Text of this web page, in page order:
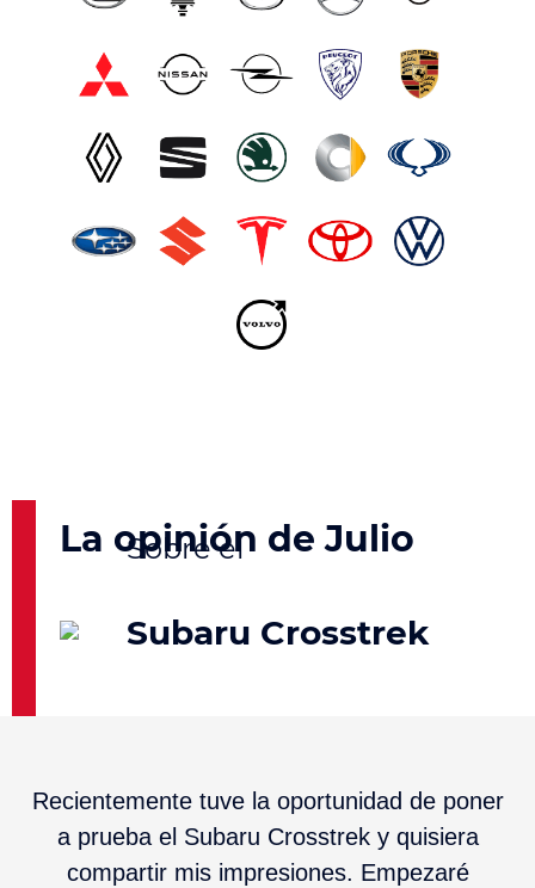
La opinión de Julio
Subaru Crosstrek
Recientemente tuve la oportunidad de poner
a prueba el Subaru Crosstrek y quisiera
compartir mis impresiones. Empezaré